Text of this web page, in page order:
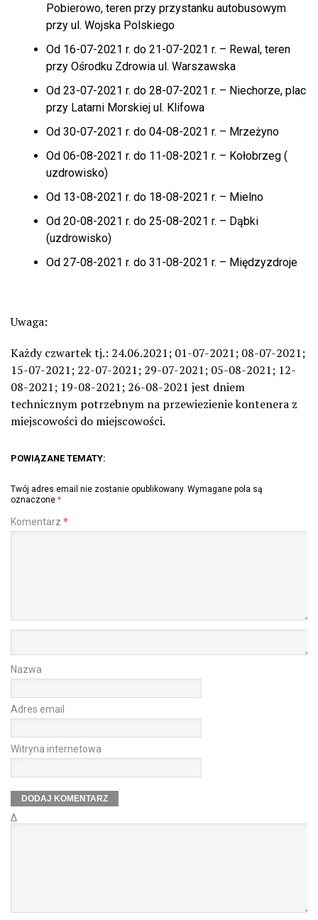
Pobierowo, teren przy przystanku autobusowym
przy ul. Wojska Polskiego
Od 16-07-2021 r. do 21-07-2021 r. – Rewal, teren
przy Ośrodku Zdrowia ul. Warszawska
Od 23-07-2021 r. do 28-07-2021 r. – Niechorze, plac
przy Latarni Morskiej ul. Klifowa
Od 30-07-2021 r. do 04-08-2021 r. – Mrzeżyno
Od 06-08-2021 r. do 11-08-2021 r. – Kołobrzeg (
uzdrowisko)
Od 13-08-2021 r. do 18-08-2021 r. – Mielno
Od 20-08-2021 r. do 25-08-2021 r. – Dąbki
(uzdrowisko)
Od 27-08-2021 r. do 31-08-2021 r. – Międzyzdroje
Uwaga:
Każdy czwartek tj.: 24.06.2021; 01-07-2021; 08-07-2021;
15-07-2021; 22-07-2021; 29-07-2021; 05-08-2021; 12-
08-2021; 19-08-2021; 26-08-2021 jest dniem
technicznym potrzebnym na przewiezienie kontenera z
miejscowości do miejscowości.
POWIĄZANE TEMATY:
Twój adres email nie zostanie opublikowany. Wymagane pola są
oznaczone *
Komentarz *
Nazwa
Adres email
Witryna internetowa
Δ